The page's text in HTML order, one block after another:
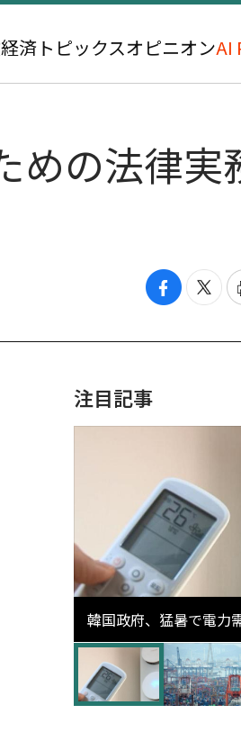
経済 トピックスオピニオンAI
めの法律実
注目記事
韓国政府、猛暑で電力
高更新の可能性に需給
検